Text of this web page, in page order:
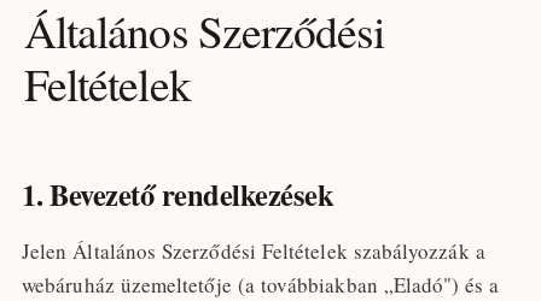
Általános Szerződési
Feltételek
1. Bevezető rendelkezések
Jelen Általános Szerződési Feltételek szabályozzák a
webáruház üzemeltetője (a továbbiakban „Eladó") és a